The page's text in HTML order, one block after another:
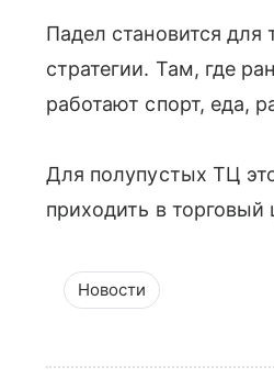
Падел становится
стратегии. Там, где
работают спорт, еда,
Для полупустых ТЦ
приходить в торговый
Новости